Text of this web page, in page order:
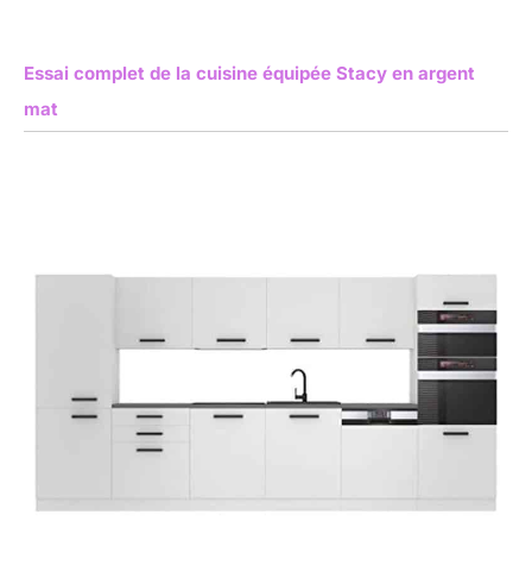
Essai complet de la cuisine équipée Stacy en argent
mat